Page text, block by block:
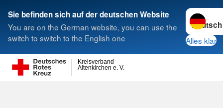
Sie befinden sich auf der deutschen Website
You are on the German website, you can use the
switch to switch to the English one
Sprache
Alles klar
Altenkirchen e. V.
Kreisverband
Suche